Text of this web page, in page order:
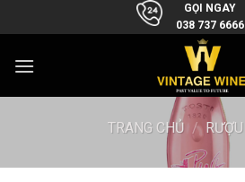
to
GỌI NGAY
038 737 6666
TRANG CHỦ /